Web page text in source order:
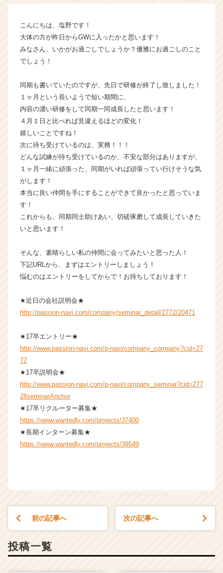
ト
届
く
就
ト
チ
ア
キ
（C
h
e
C
e
r）
こんにちは、塩野です！
大体の方が昨日からGWに入ったかと思います！
みなさん、いかがお過ごしでしょうか？優雅にお過ごしのこと
でしょう！
同期も書いていたのですが、先日で研修が終了し致しました！
１ヶ月という長いようで短い期間に、
内容の濃い研修をして同期一同成長したと思います！
４月１日と比べれば見違えるほどの変化！
嬉しいことですね！
次に待ち受けているのは、実務！！！
どんな試練が待ち受けているのか、不安な部分はありますが、
１ヶ月一緒に頑張った、同期がいれば頑張ってい行けそうな気
がします！
本当に良い仲間を手にすることができて良かったと思っていま
す！
これからも、同期同士助けあい、切磋琢磨して成長していきた
いと思います！
そんな、素晴らしい私の仲間に会ってみたいと思った人！
下記URLから、まずはエントリーしましょう！
悩むのはエントリーをしてからで！お待ちしております！
★近日の会社説明会★
http://passion-navi.com/company/seminar_detail/2772/20471
★17卒エントリー★
http://www.passion-navi.com/p-navi/company_company?cid=27
72
★17卒説明会★
http://www.passion-navi.com/p-navi/company_seminar?cid=277
2#seminarAnchor
★17卒リクルーター募集★
https://www.wantedly.com/projects/37400
★長期インターン募集★
https://www.wantedly.com/projects/39549
前の記事へ 次の記事へ
投稿一覧